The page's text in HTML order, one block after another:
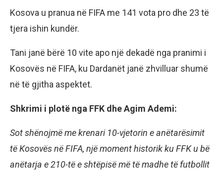
Kosova u pranua në FIFA me 141 vota pro dhe 23 të
tjera ishin kundër.
Tani janë bërë 10 vite apo një dekadë nga pranimi i
Kosovës në FIFA, ku Dardanët janë zhvilluar shumë
në të gjitha aspektet.
Shkrimi i plotë nga FFK dhe Agim Ademi:
Sot shënojmë me krenari 10-vjetorin e anëtarësimit
të Kosovës në FIFA, një moment historik ku FFK u bë
anëtarja e 210-të e shtëpisë më të madhe të futbollit